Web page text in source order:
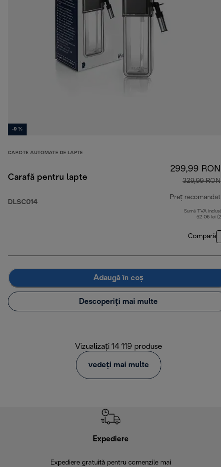
-9 %
CAROTE AUTOMATE DE LAPTE
Carafă pentru lapte
DLSC014
299,99 RON
329,99 RON
Preț recomandat
Sumă TVA
52,06 lei
Compară
Adaugă în coș
Descoperiți mai multe
Vizualizați 14 119 produse
vedeți mai multe
Expediere
Expediere gratuită pentru comenzile mai